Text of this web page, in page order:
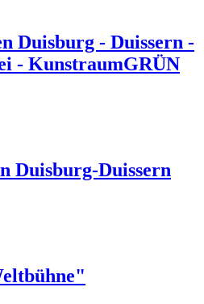
Duisburg - Duissern -
- KunstraumGRÜN
Duisburg-Duissern